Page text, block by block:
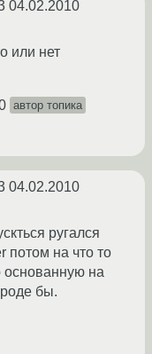
04.02.2010
или нет
автор топика
04.02.2010
ругался
потом на что то
основанную на
бы.